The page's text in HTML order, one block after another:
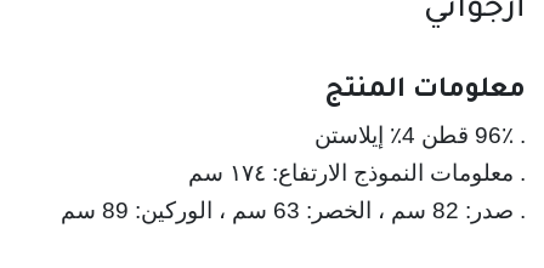
أرجواني
معلومات المنتج
. صدر: 82 سم ، الخصر: 63 سم ، الوركين: 89 سم